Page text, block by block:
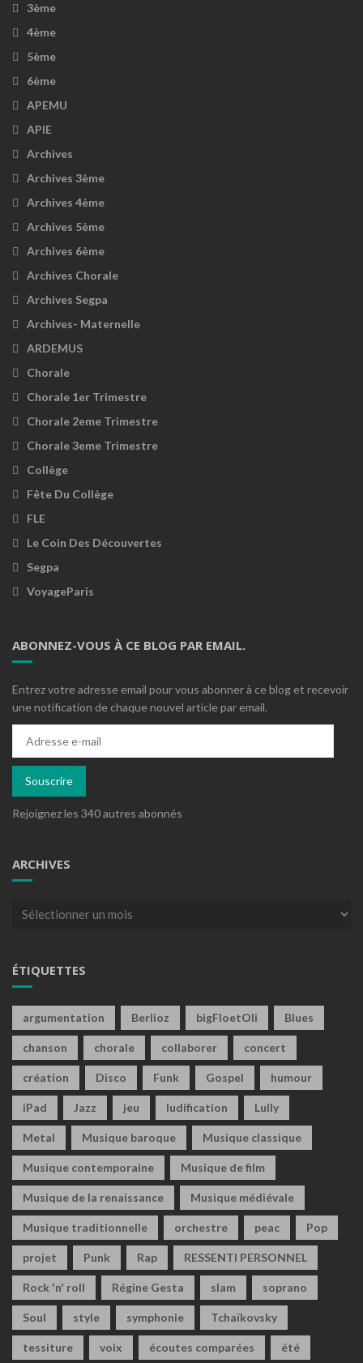
3ème
4ème
5ème
6ème
APEMU
APIE
Archives
Archives 3ème
Archives 4ème
Archives 5ème
Archives 6ème
Archives Chorale
Archives Segpa
Archives- Maternelle
ARDEMUS
Chorale
Chorale 1er Trimestre
Chorale 2eme Trimestre
Chorale 3eme Trimestre
Collège
Fête Du Collège
FLE
Le Coin Des Découvertes
Segpa
VoyageParis
ABONNEZ-VOUS À CE BLOG PAR EMAIL.
Entrez votre adresse email pour vous abonner à ce blog et recevoir
une notification de chaque nouvel article par email.
mail
Souscrire
Rejoignez les 340 autres abonnés
ARCHIVES
Archives
ÉTIQUETTES
argumentation Berlioz bigFloetOli Blues
chanson chorale collaborer concert
création Disco Funk Gospel humour
iPad Jazz jeu ludification Lully
Metal Musique baroque Musique classique
Musique contemporaine Musique de film
Musique de la renaissance Musique médiévale
Musique traditionnelle orchestre peac Pop
projet Punk Rap RESSENTI PERSONNEL
Rock 'n' roll Régine Gesta slam soprano
Soul style symphonie Tchaïkovsky
tessiture voix écoutes comparées été